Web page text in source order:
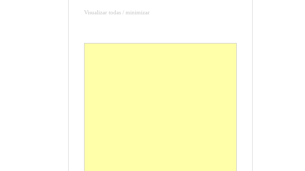
Visualizar todas / minimizar